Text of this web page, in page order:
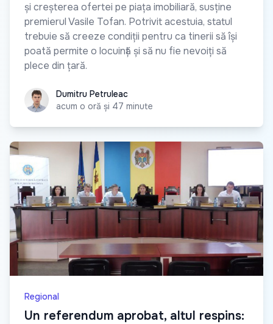
și creșterea ofertei pe piața imobiliară, susține
premierul Vasile Tofan. Potrivit acestuia, statul
trebuie să creeze condiții pentru ca tinerii să își
poată permite o locuință și să nu fie nevoiți să
plece din țară.
Dumitru Petruleac
Dumitru Petruleac
acum o oră și 47 minute
Regional
Un referendum aprobat, altul respins: